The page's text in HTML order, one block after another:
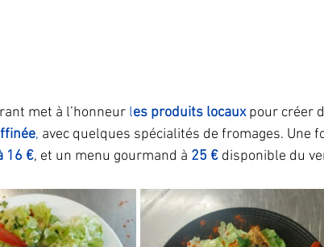
met à l’honneur les produits locaux pour créer
, avec quelques spécialités de fromages. Une
16 €, et un menu gourmand à 25 € disponible du